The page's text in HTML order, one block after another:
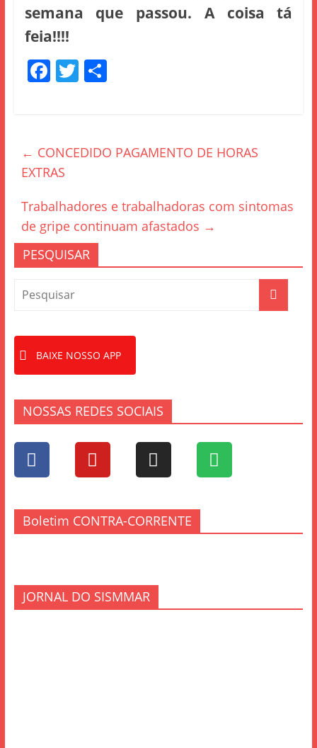
semana que passou. A coisa tá
feia!!!!
F
b
o
o
k
T S
← CONCEDIDO PAGAMENTO DE HORAS
EXTRAS
Trabalhadores e trabalhadoras com sintomas
de gripe continuam afastados →
PESQUISAR
BAIXE NOSSO APP
NOSSAS REDES SOCIAIS
Boletim CONTRA-CORRENTE
JORNAL DO SISMMAR